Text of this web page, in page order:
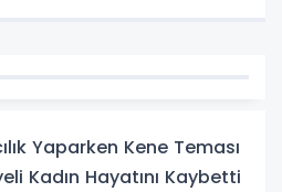
Yaparken Kene Teması
Kadın Hayatını Kaybetti